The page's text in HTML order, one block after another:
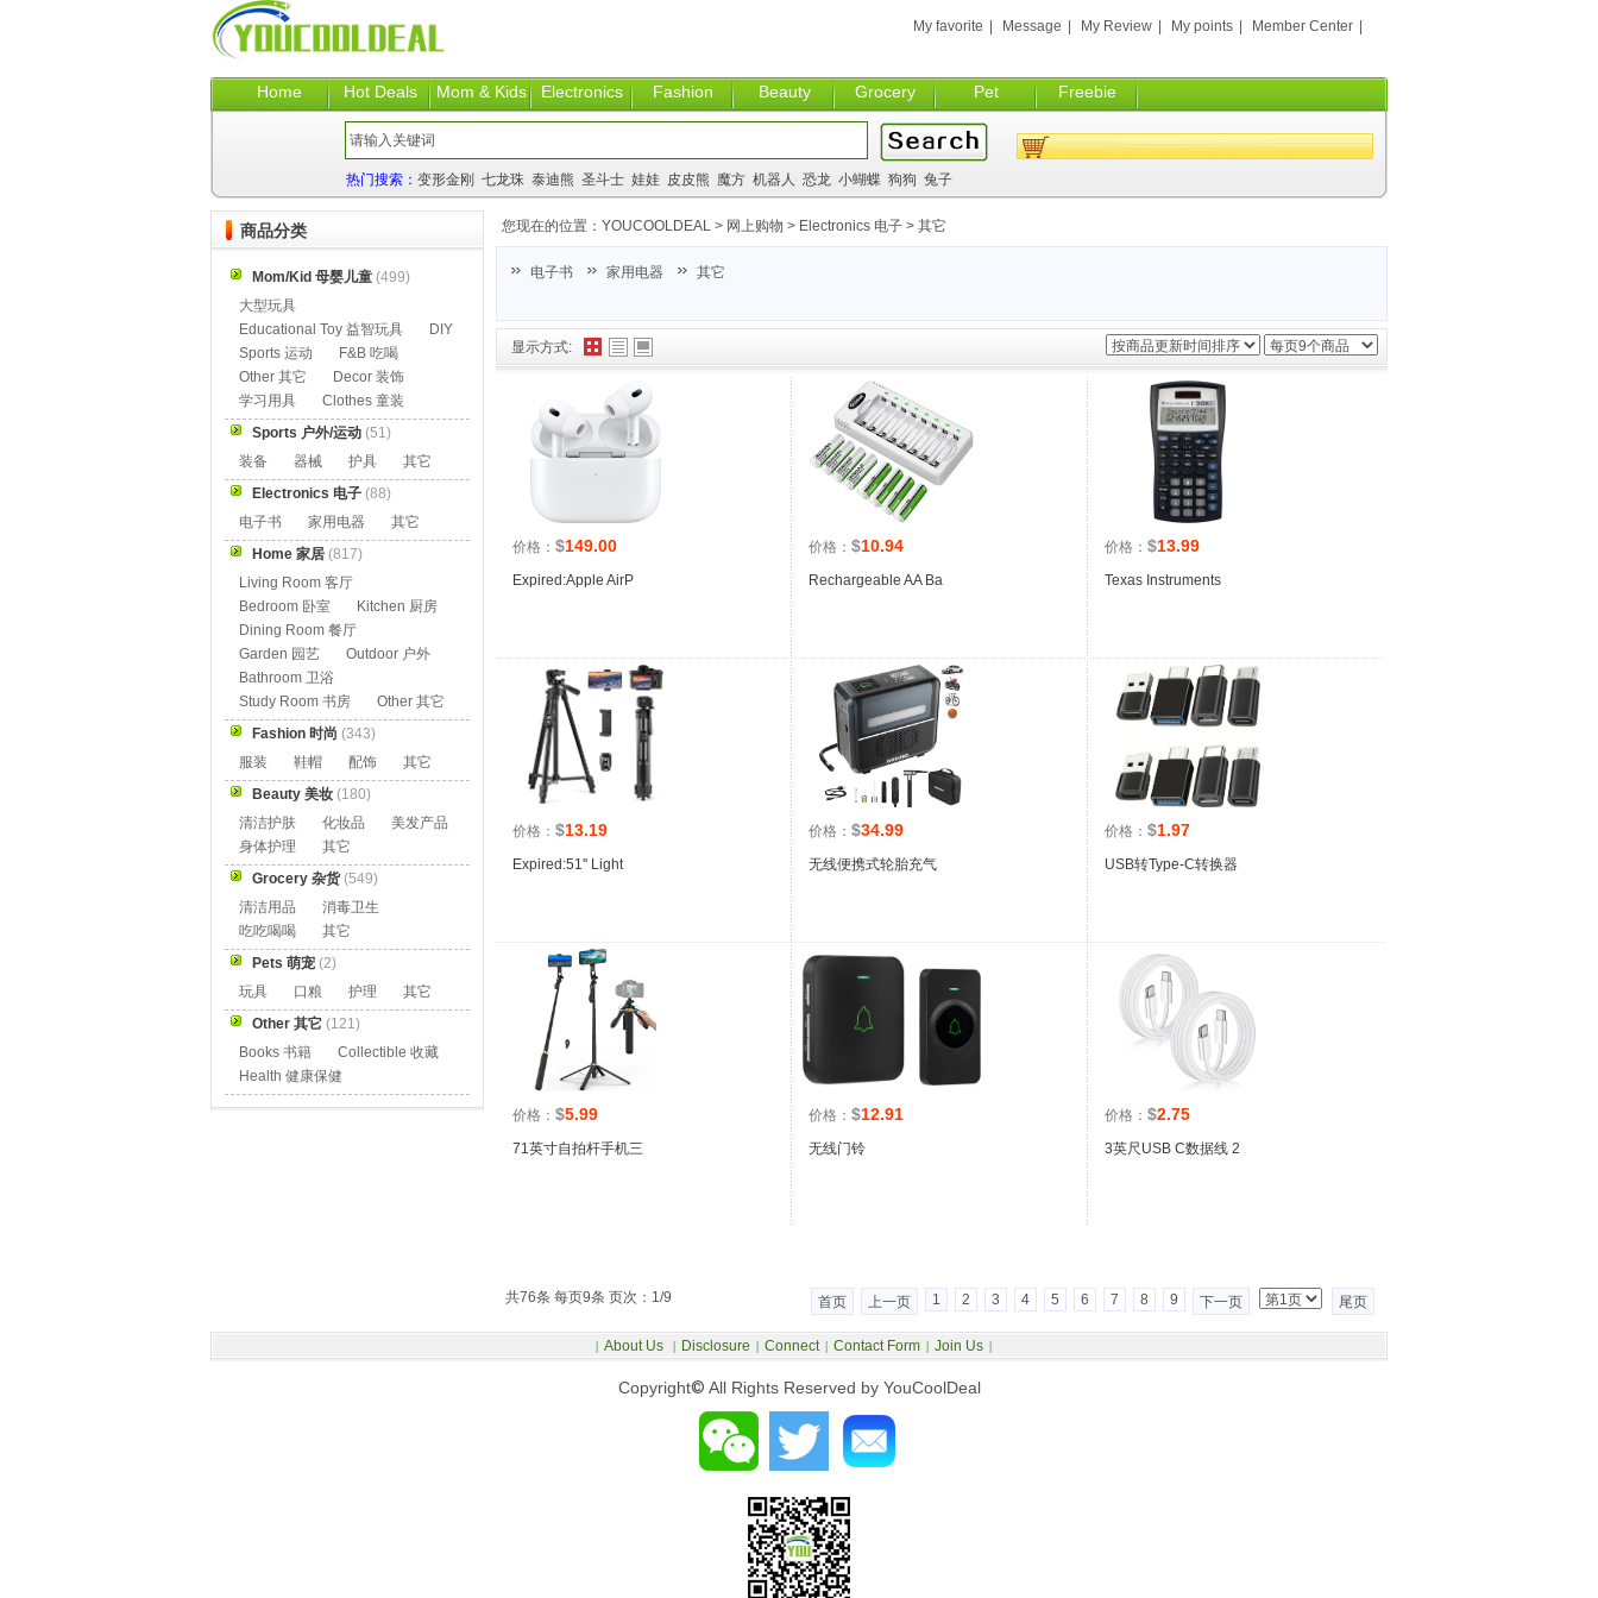
Home Hot Deals Mom & Kids Electronics Fashion Beauty Grocery Pet Freebie
My favorite Message My Review My points Member Center
热门搜索： 变形金刚 七龙珠 泰迪熊 圣斗士 娃娃 皮皮熊 魔方 机器人 恐龙 小蝴蝶 狗狗 兔子
显示方式:
价格： $149.00
Expired:Apple AirP
价格： $10.94
Rechargeable AA Ba
价格： $13.99
Texas Instruments
价格： $13.19
Expired:51'' Light
价格： $34.99
无线便携式轮胎充气
价格： $1.97
USB转Type-C转换器
价格： $5.99
71英寸自拍杆手机三
价格： $12.91
无线门铃
价格： $2.75
3英尺USB C数据线 2
共76条 每页9条 页次：1/9 首页 上一页 1 2 3 4 5 6 7 8 9 下一页 尾页
您现在的位置： YOUCOOLDEAL > 网上购物 > Electronics 电子 > 其它
电子书 家用电器 其它
商品分类
Mom/Kid 母婴儿童 (499)
大型玩具
Educational Toy 益智玩具
DIY
Sports 运动
F&B 吃喝
Other 其它
Decor 装饰
学习用具
Clothes 童装
Sports 户外/运动 (51)
装备
器械 护具
其它
Electronics 电子 (88)
电子书
家用电器
其它
Home 家居 (817)
Living Room 客厅
Bedroom 卧室
Kitchen 厨房
Dining Room 餐厅
Garden 园艺
Outdoor 户外
Bathroom 卫浴
Study Room 书房
Other 其它
Fashion 时尚 (343)
服装
鞋帽 配饰
其它
Beauty 美妆 (180)
清洁护肤
化妆品
美发产品
身体护理
其它
Grocery 杂货(549)
清洁用品
消毒卫生
吃吃喝喝
其它
Pets 萌宠 (2)
玩具
口粮 护理
其它
Other 其它 (121)
Books 书籍
Collectible 收藏
Health 健康保健
Copyright© All Rights Reserved by YouCoolDeal
| About Us | Disclosure | Connect | Contact Form | Join Us |